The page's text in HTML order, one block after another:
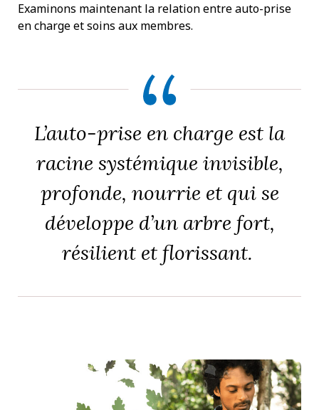
Examinons maintenant la relation entre auto-prise
en charge et soins aux membres.
L’auto-prise en charge est la
racine systémique invisible,
profonde, nourrie et qui se
développe d’un arbre fort,
résilient et florissant.